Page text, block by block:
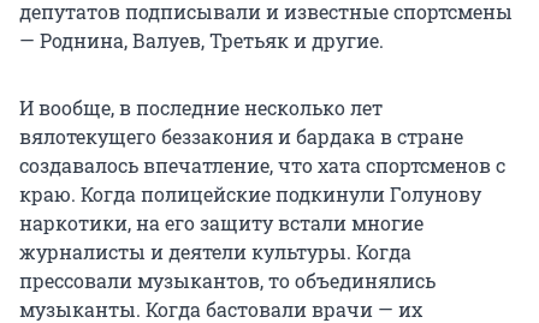
депутатов подписывали и известные спортсмены
— Роднина, Валуев, Третьяк и другие.
И вообще, в последние несколько лет
вялотекущего беззакония и бардака в стране
создавалось впечатление, что хата спортсменов с
краю. Когда полицейские подкинули Голунову
наркотики, на его защиту встали многие
журналисты и деятели культуры. Когда
прессовали музыкантов, то объединялись
музыканты. Когда бастовали врачи — их